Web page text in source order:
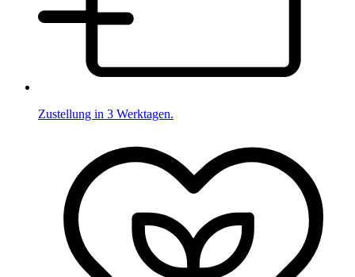
Zustellung in 3 Werktagen.